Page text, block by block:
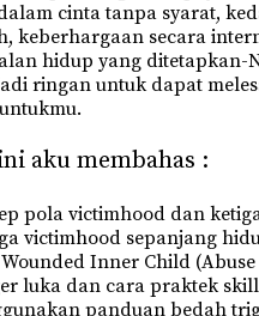
cinta tanpa syarat,
keberhargaan secara
hidup yang ditetapkan-
ringan untuk dapat
aku membahas :
pola victimhood dan
victimhood sepanjang
Inner Child (Abuse
luka dan cara praktek
panduan bedah